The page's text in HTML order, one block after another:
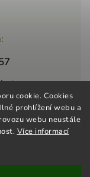
cookie. Cookies
prohlížení webu a
webu neustále
Více informací